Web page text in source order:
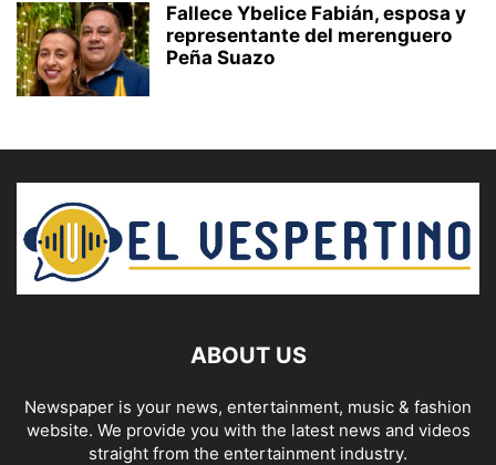
Fallece Ybelice Fabián, esposa y
representante del merenguero
Peña Suazo
ABOUT US
Newspaper is your news, entertainment, music & fashion
website. We provide you with the latest news and videos
straight from the entertainment industry.